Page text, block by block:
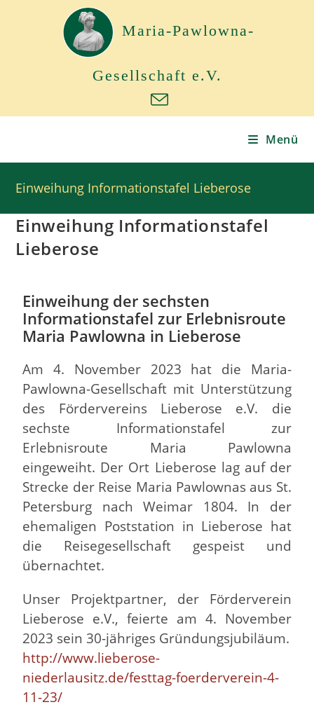
Maria-Pawlowna-
Gesellschaft e.V.
Menü
Einweihung Informationstafel Lieberose
Einweihung Informationstafel
Lieberose
Einweihung der sechsten
Informationstafel zur Erlebnisroute
Maria Pawlowna in Lieberose
Am 4. November 2023 hat die Maria-
Pawlowna-Gesellschaft mit Unterstützung
des Fördervereins Lieberose e.V. die
sechste Informationstafel zur
Erlebnisroute Maria Pawlowna
eingeweiht. Der Ort Lieberose lag auf der
Strecke der Reise Maria Pawlownas aus St.
Petersburg nach Weimar 1804. In der
ehemaligen Poststation in Lieberose hat
die Reisegesellschaft gespeist und
übernachtet.
Unser Projektpartner, der Förderverein
Lieberose e.V., feierte am 4. November
2023 sein 30-jähriges Gründungsjubiläum.
http://www.lieberose-
niederlausitz.de/festtag-foerderverein-4-
11-23/